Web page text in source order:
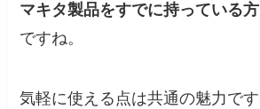
マキタ製品をすでに持っている
ですね。
気軽に使える点は共通の魅力です